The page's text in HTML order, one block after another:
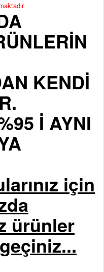
KENDİ
İ AYNI
için
ürünler